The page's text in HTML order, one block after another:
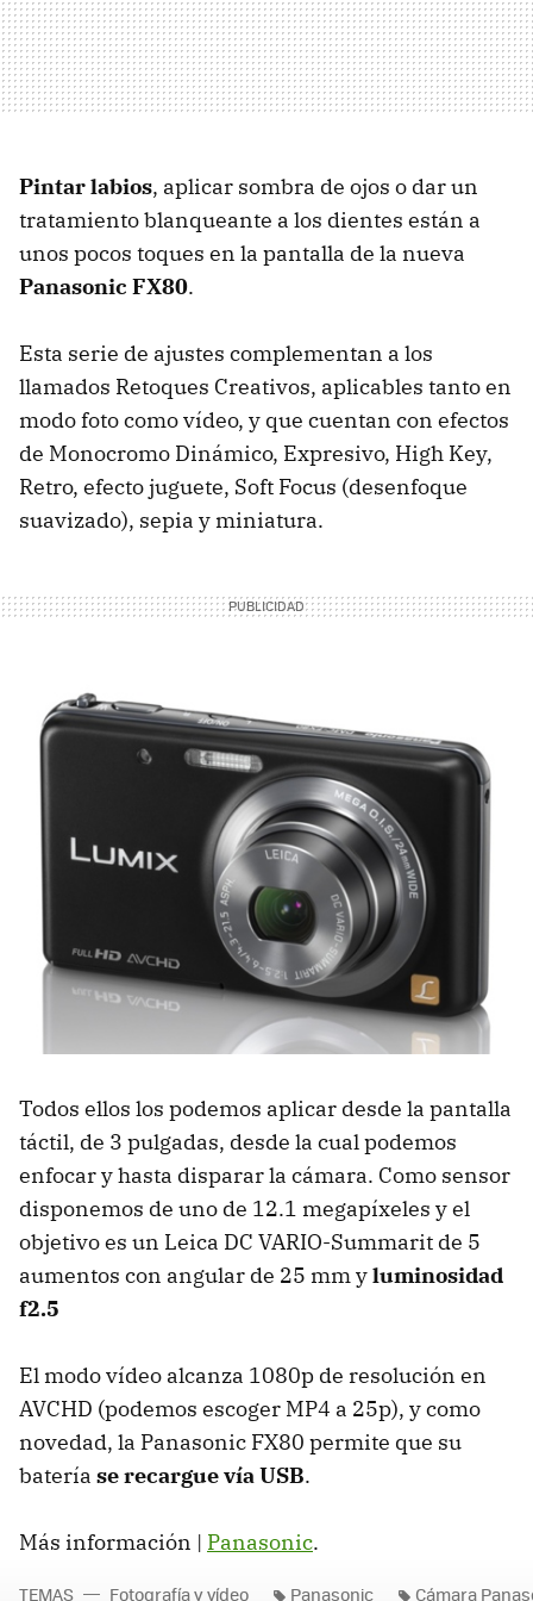
Pintar labios, aplicar sombra de ojos o dar un
tratamiento blanqueante a los dientes están a
unos pocos toques en la pantalla de la nueva
Panasonic FX80.
Esta serie de ajustes complementan a los
llamados Retoques Creativos, aplicables tanto en
modo foto como vídeo, y que cuentan con efectos
de Monocromo Dinámico, Expresivo, High Key,
Retro, efecto juguete, Soft Focus (desenfoque
suavizado), sepia y miniatura.
Todos ellos los podemos aplicar desde la pantalla
táctil, de 3 pulgadas, desde la cual podemos
enfocar y hasta disparar la cámara. Como sensor
disponemos de uno de 12.1 megapíxeles y el
objetivo es un Leica DC VARIO-Summarit de 5
aumentos con angular de 25 mm yluminosidad
f2.5
El modo vídeo alcanza 1080p de resolución en
AVCHD (podemos escoger MP4 a 25p), y como
novedad, la Panasonic FX80 permite que su
batería se recargue víaUSB.
Más información | Panasonic.
TEMAS Fotografía y vídeo Panasonic Cámara